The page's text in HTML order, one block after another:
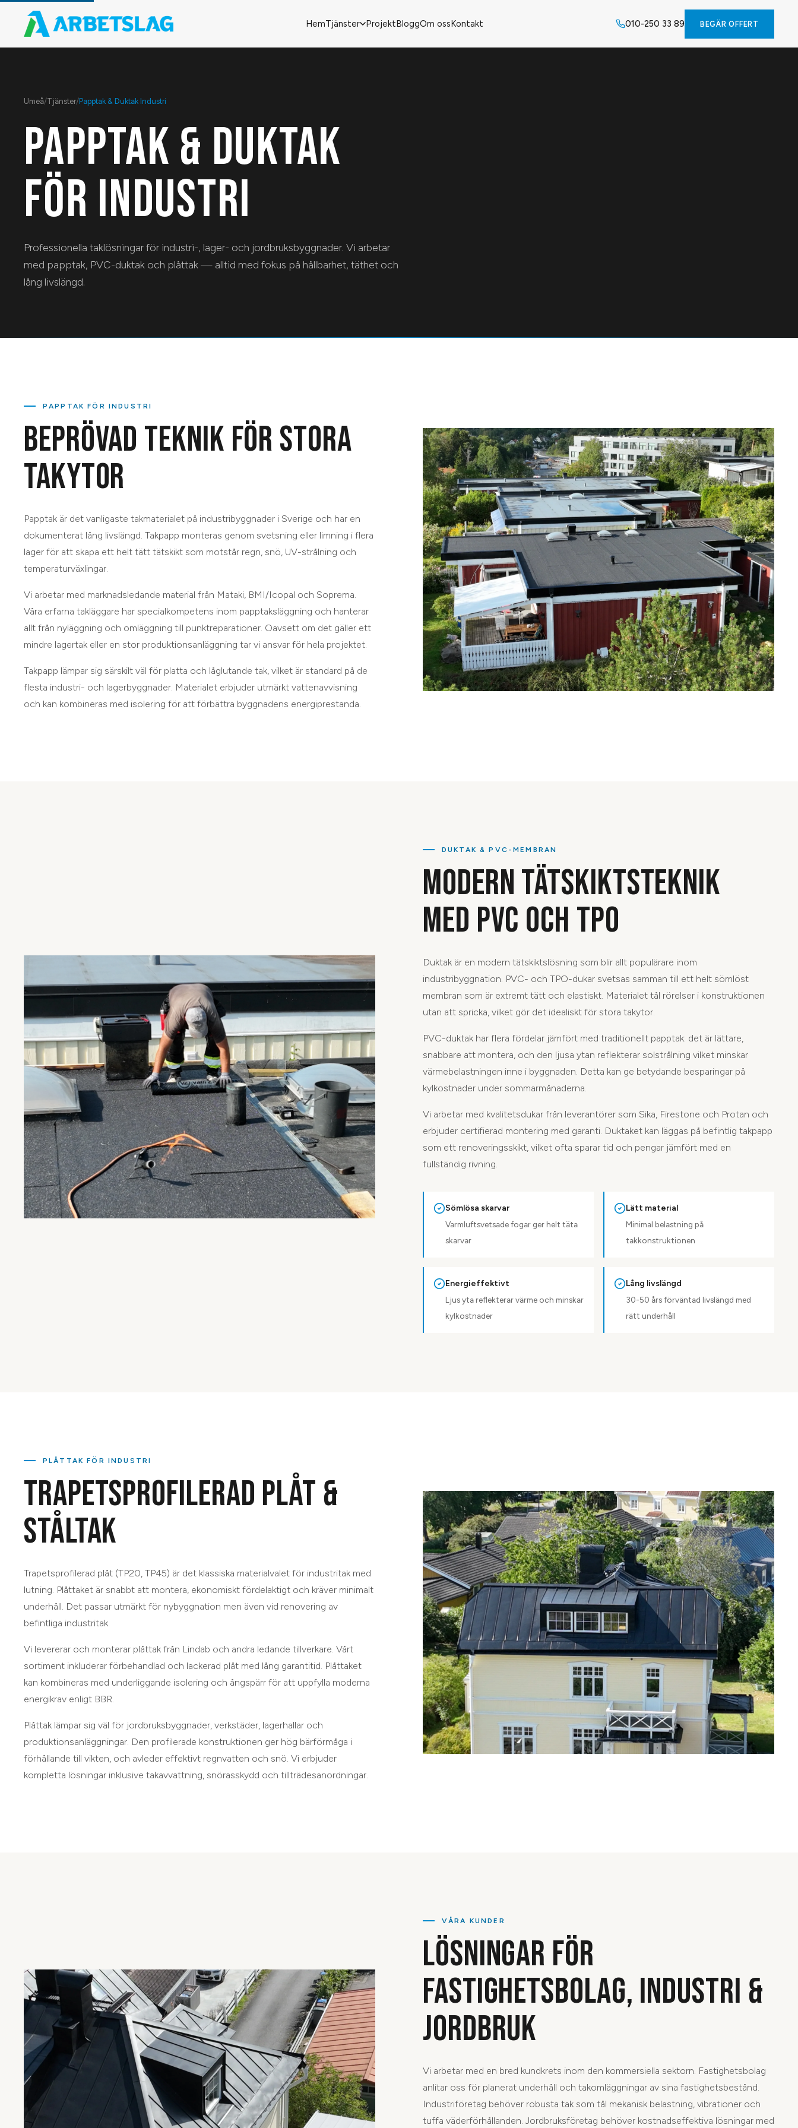
HemTjänster ProjektBloggOm ossKontakt 010-250 33 89 BEGÄR OFFERT
Umeå/Tjänster/Papptak & Duktak Industri
PAPPTAK & DUKTAK
FÖR INDUSTRI
Professionella taklösningar för industri-, lager- och jordbruksbyggnader. Vi arbetar
med papptak, PVC-duktak och plåttak — alltid med fokus på hållbarhet, täthet och
lång livslängd.
PAPPTAK FÖR INDUSTRI
BEPRÖVAD TEKNIK FÖR STORA
TAKYTOR
Papptak är det vanligaste takmaterialet på industribyggnader i Sverige och har en
dokumenterat lång livslängd. Takpapp monteras genom svetsning eller limning i flera
lager för att skapa ett helt tätt tätskikt som motstår regn, snö, UV-strålning och
temperaturväxlingar.
Vi arbetar med marknadsledande material från Mataki, BMI/Icopal och Soprema.
Våra erfarna takläggare har specialkompetens inom papptaksläggning och hanterar
allt från nyläggning och omläggning till punktreparationer. Oavsett om det gäller ett
mindre lagertak eller en stor produktionsanläggning tar vi ansvar för hela projektet.
Takpapp lämpar sig särskilt väl för platta och låglutande tak, vilket är standard på de
flesta industri- och lagerbyggnader. Materialet erbjuder utmärkt vattenavvisning
och kan kombineras med isolering för att förbättra byggnadens energiprestanda.
DUKTAK & PVC-MEMBRAN
MODERN TÄTSKIKTSTEKNIK
MED PVC OCH TPO
Duktak är en modern tätskiktslösning som blir allt populärare inom
industribyggnation. PVC- och TPO-dukar svetsas samman till ett helt sömlöst
membran som är extremt tätt och elastiskt. Materialet tål rörelser i konstruktionen
utan att spricka, vilket gör det idealiskt för stora takytor.
PVC-duktak har flera fördelar jämfört med traditionellt papptak: det är lättare,
snabbare att montera, och den ljusa ytan reflekterar solstrålning vilket minskar
värmebelastningen inne i byggnaden. Detta kan ge betydande besparingar på
kylkostnader under sommarmånaderna.
Vi arbetar med kvalitetsdukar från leverantörer som Sika, Firestone och Protan och
erbjuder certifierad montering med garanti. Duktaket kan läggas på befintlig takpapp
som ett renoveringsskikt, vilket ofta sparar tid och pengar jämfört med en
fullständig rivning.
Sömlösa skarvar
Varmluftsvetsade fogar ger helt täta
skarvar
Lätt material
Minimal belastning på
takkonstruktionen
Energieffektivt
Ljus yta reflekterar värme och minskar
kylkostnader
Lång livslängd
30-50 års förväntad livslängd med
rätt underhåll
PLÅTTAK FÖR INDUSTRI
TRAPETSPROFILERAD PLÅT &
STÅLTAK
Trapetsprofilerad plåt (TP20, TP45) är det klassiska materialvalet för industritak med
lutning. Plåttaket är snabbt att montera, ekonomiskt fördelaktigt och kräver minimalt
underhåll. Det passar utmärkt för nybyggnation men även vid renovering av
befintliga industritak.
Vi levererar och monterar plåttak från Lindab och andra ledande tillverkare. Vårt
sortiment inkluderar förbehandlad och lackerad plåt med lång garantitid. Plåttaket
kan kombineras med underliggande isolering och ångspärr för att uppfylla moderna
energikrav enligt BBR.
Plåttak lämpar sig väl för jordbruksbyggnader, verkstäder, lagerhallar och
produktionsanläggningar. Den profilerade konstruktionen ger hög bärförmåga i
förhållande till vikten, och avleder effektivt regnvatten och snö. Vi erbjuder
kompletta lösningar inklusive takavvattning, snörasskydd och tillträdesanordningar.
VÅRA KUNDER
LÖSNINGAR FÖR
FASTIGHETSBOLAG, INDUSTRI &
JORDBRUK
Vi arbetar med en bred kundkrets inom den kommersiella sektorn. Fastighetsbolag
anlitar oss för planerat underhåll och takomläggningar av sina fastighetsbestånd.
Industriföretag behöver robusta tak som tål mekanisk belastning, vibrationer och
tuffa väderförhållanden. Jordbruksföretag behöver kostnadseffektiva lösningar med